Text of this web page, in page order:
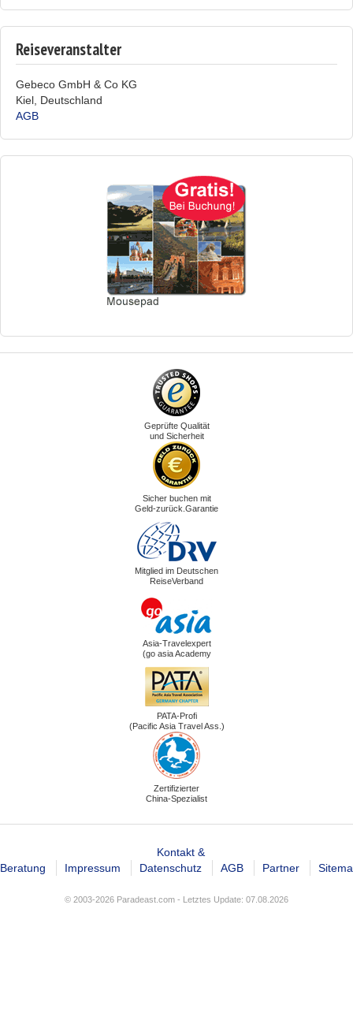
Reiseveranstalter
Gebeco GmbH & Co KG
Kiel, Deutschland
AGB
Geprüfte Qualität
und Sicherheit
Sicher buchen mit
Geld-zurück.Garantie
Mitglied im Deutschen
ReiseVerband
Asia-Travelexpert
(go asia Academy
PATA-Profi
(Pacific Asia Travel Ass.)
Zertifizierter
China-Spezialist
Kontakt &
Beratung
Impressum Datenschutz AGB Partner
© 2003-2026 Paradeast.com - Letztes Update: 07.08.2026